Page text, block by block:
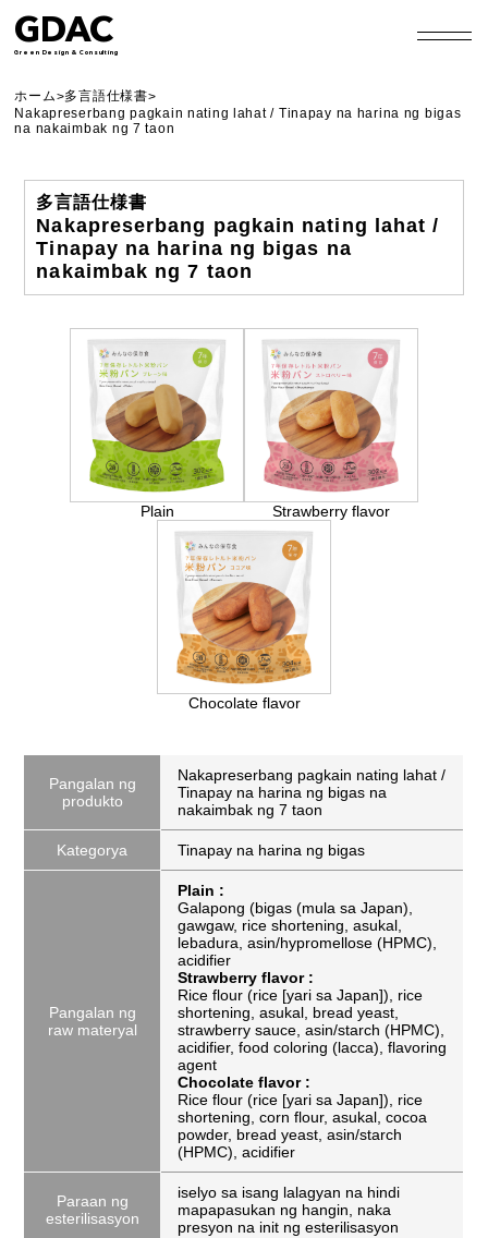
GDAC
Green Design & Consulting
ホーム>多言語仕様書>
Nakapreserbang pagkain nating lahat / Tinapay na harina ng bigas
na nakaimbak ng 7 taon
多言語仕様書
Nakapreserbang pagkain nating lahat /
Tinapay na harina ng bigas na
nakaimbak ng 7 taon
Plain Strawberry flavor
Chocolate flavor
Pangalan ng
produkto
Nakapreserbang pagkain nating lahat /
Tinapay na harina ng bigas na
nakaimbak ng 7 taon
Kategorya Tinapay na harina ng bigas
Pangalan ng
raw materyal
Plain :
Galapong (bigas (mula sa Japan),
gawgaw, rice shortening, asukal,
lebadura, asin/hypromellose (HPMC),
acidifier
Strawberry flavor :
Rice flour (rice [yari sa Japan]), rice
shortening, asukal, bread yeast,
strawberry sauce, asin/starch (HPMC),
acidifier, food coloring (lacca), flavoring
agent
Chocolate flavor :
Rice flour (rice [yari sa Japan]), rice
shortening, corn flour, asukal, cocoa
powder, bread yeast, asin/starch
(HPMC), acidifier
Paraan ng
esterilisasyon
iselyo sa isang lalagyan na hindi
mapapasukan ng hangin, naka
presyon na init ng esterilisasyon